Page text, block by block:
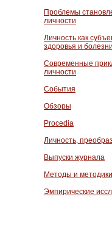
Проблемы
личности
Личность как
здоровья и болезни
Современные
личности
События
Обзоры
Procedia
Личность,
Выпуски журнала
Методы и методики
Эмпирические